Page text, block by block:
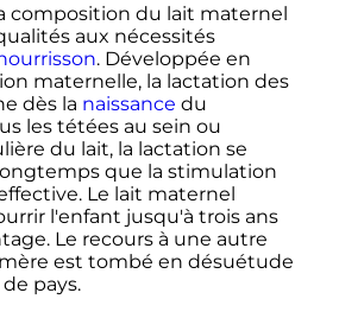
composition du lait maternel
aux nécessités
. Développée en
maternelle, la lactation des
dès la naissance du
les tétées au sein ou
du lait, la lactation se
que la stimulation
Le lait maternel
l'enfant jusqu'à trois ans
Le recours à une autre
est tombé en désuétude
pays.